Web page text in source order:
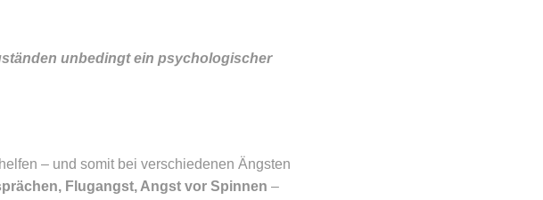
unbedingt ein psychologischer
helfen – und somit bei verschiedenen Ängsten
Flugangst, Angst vor Spinnen –